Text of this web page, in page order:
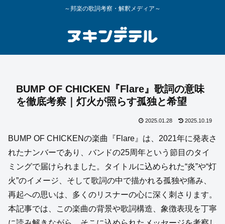
～邦楽の歌詞考察・解釈メディア～
BUMP OF CHICKEN『Flare』歌詞の意味
を徹底考察｜灯火が照らす孤独と希望
2025.01.28 2025.10.19
BUMP OF CHICKENの楽曲『Flare』は、2021年に発表さ
れたナンバーであり、バンドの25周年という節目のタイ
ミングで届けられました。タイトルに込められた“炎”や“灯
火”のイメージ、そして歌詞の中で描かれる孤独や痛み、
再起への思いは、多くのリスナーの心に深く刺さります。
本記事では、この楽曲の背景や歌詞構造、象徴表現を丁寧